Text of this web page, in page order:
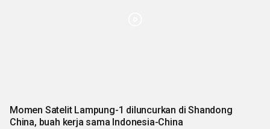
Momen Satelit Lampung-1 diluncurkan di Shandong
China, buah kerja sama Indonesia-China